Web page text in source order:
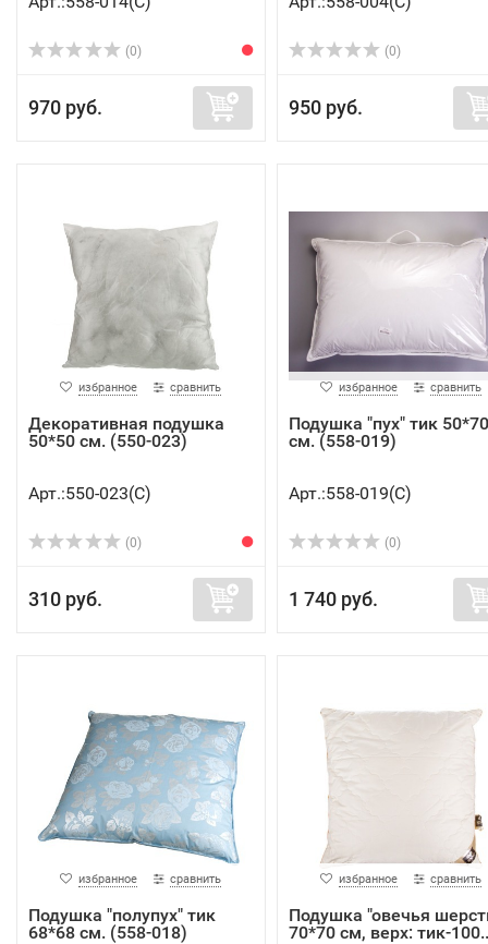
(0)
970 руб.
(0)
950 руб.
избранное сравнить
Декоративная подушка
50*50 см. (550-023)
Арт.:550-023(C)
(0)
310 руб.
избранное сравнить
Подушка "пух" тик 50*70
см. (558-019)
Арт.:558-019(C)
(0)
1 740 руб.
избранное сравнить
Подушка "полупух" тик
68*68 см. (558-018)
избранное сравнить
Подушка "овечья
70*70 см, верх: тик-